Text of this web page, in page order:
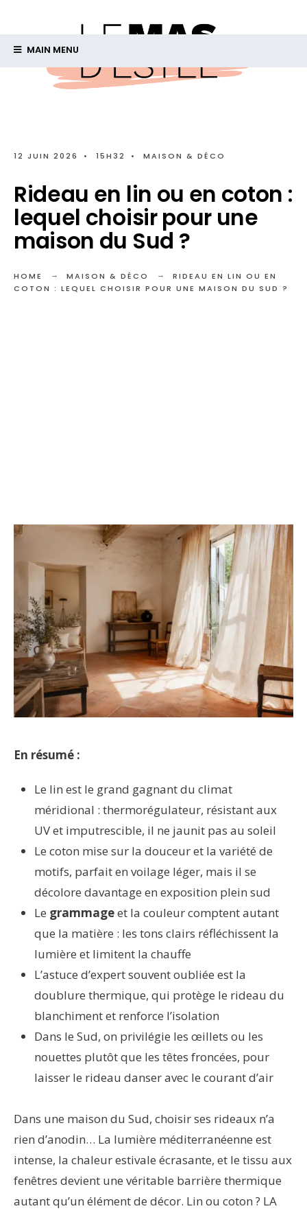
MAIN MENU
12 JUIN 2026 • 15H32 • MAISON & DÉCO
Rideau en lin ou en coton :
lequel choisir pour une
maison du Sud ?
HOME MAISON & DÉCO
RIDEAU EN LIN OU EN
COTON : LEQUEL CHOISIR POUR UNE MAISON DU SUD ?
En résumé :
Le lin est le grand gagnant du climat
méridional : thermorégulateur, résistant aux
UV et imputrescible, il ne jaunit pas au soleil
Le coton mise sur la douceur et la variété de
motifs, parfait en voilage léger, mais il se
décolore davantage en exposition plein sud
Le grammageet la couleur comptent autant
que la matière : les tons clairs réfléchissent la
lumière et limitent la chauffe
L’astuce d’expert souvent oubliée est la
doublure thermique, qui protège le rideau du
blanchiment et renforce l’isolation
Dans le Sud, on privilégie les œillets ou les
nouettes plutôt que les têtes froncées, pour
laisser le rideau danser avec le courant d’air
Dans une maison du Sud, choisir ses rideaux n’a
rien d’anodin… La lumière méditerranéenne est
intense, la chaleur estivale écrasante, et le tissu aux
fenêtres devient une véritable barrière thermique
autant qu’un élément de décor. Lin ou coton ? LA